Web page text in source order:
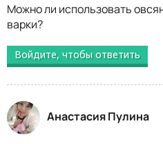
Можно ли использовать
варки?
Войдите, чтобы ответить
Анастасия Пулина